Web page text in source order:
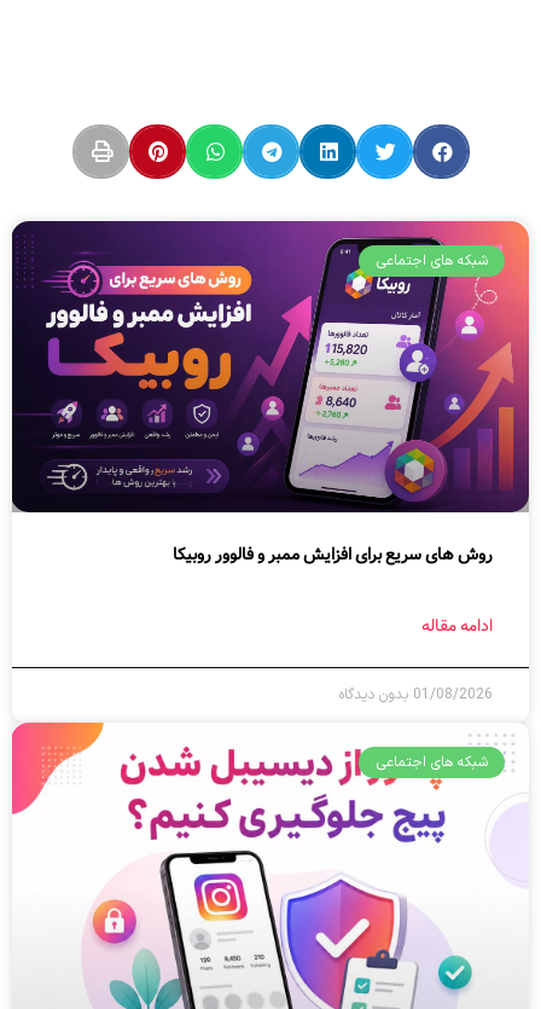
شبکه های اجتماعی
روش های سریع برای افزایش ممبر و فالوور روبیکا
ادامه مقاله
01/08/2026 بدون دیدگاه
شبکه های اجتماعی